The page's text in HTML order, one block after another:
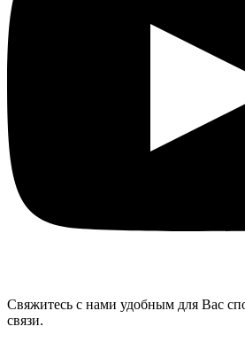
Свяжитесь с нами удобным для Вас
связи.